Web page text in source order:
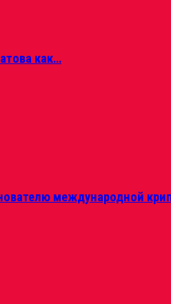
как…
международной